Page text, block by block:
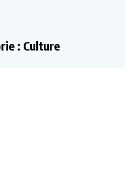
: Culture